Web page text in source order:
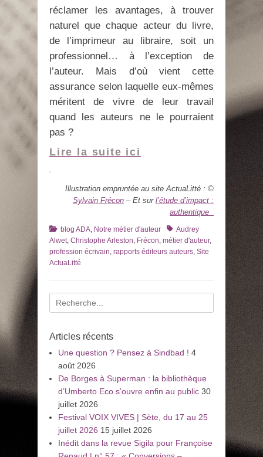
réclamer les avantages, à trouver
naturel que chaque acteur du livre,
de l’imprimeur au libraire, soit un
professionnel… à l’exception de
l’auteur. Mais d’où vient cette
assurance selon laquelle eux-mêmes
méritent de vivre de leur travail
quand les auteurs ne le pourraient
pas ?
Lire la suite ici
Illustration empruntée au site ActuaLitté : ©
Sylvain Frécon – Et sur l’étude d’impact :
authentique
Catégories
blog ADA, Notre métier d'auteur TagsAudrey
Alwet, Christophe Arleston, Frécon, métier d'auteur,
profession écrivain, rapports éditeurs auteurs, Site
ActuaLitté
Recherche
pour
Articles récents
Une question ? Pensez à Sindbad ! 4
août 2026
De Borges à Superman : la bibliothèque
d’Umberto Eco s’ouvre enfin au public 30
juillet 2026
Festival VOIX VIVES | Sète, du 17 au 25
juillet 2026 15 juillet 2026
Inédit dans la revue Sigila pour Françoise